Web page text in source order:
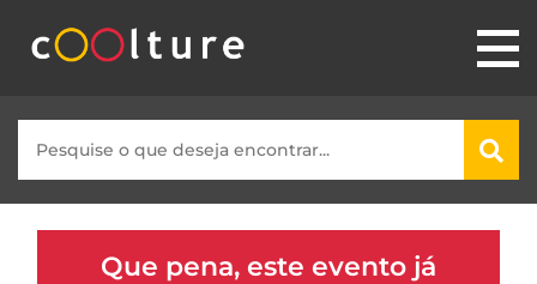
Que pena, este evento já